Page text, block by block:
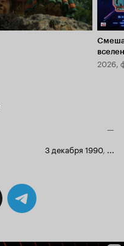
2026,
—
3 декабря 1990,